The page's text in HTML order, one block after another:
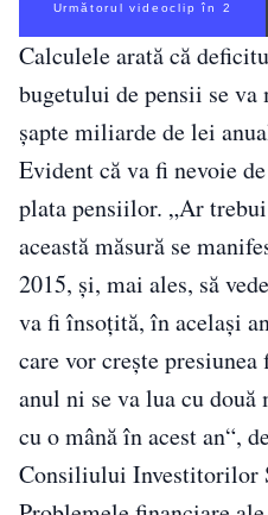
Următorul videoclip în 1
Calculele arată că
bugetului de pensii se
șapte miliarde de lei
Evident că va fi nevoie
plata pensiilor. „Ar
această măsură se
2015, şi, mai ales, să
va fi însoţită, în acelaşi
care vor creşte
anul ni se va lua cu două
cu o mână în acest an“,
Consiliului Investitorilor